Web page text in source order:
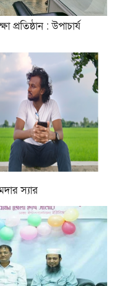
: উপাচার্য
স্যার